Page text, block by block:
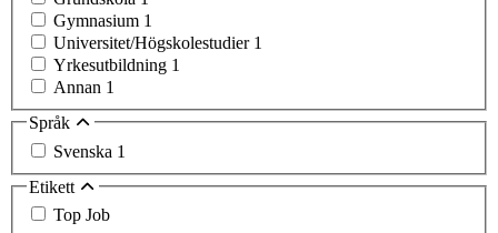
Gymnasium 1
Universitet/Högskolestudier 1
Yrkesutbildning 1
Annan 1
Språk
Svenska 1
Etikett
Top Job